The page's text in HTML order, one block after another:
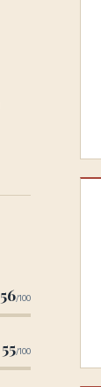
56/100
55/100